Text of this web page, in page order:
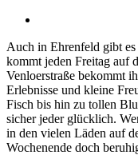
Auch in Ehrenfeld gibt
kommt jeden Freitag auf
Venloerstraße bekommt
Erlebnisse und kleine
Fisch bis hin zu tollen
sicher jeder glücklich.
in den vielen Läden auf
Wochenende doch